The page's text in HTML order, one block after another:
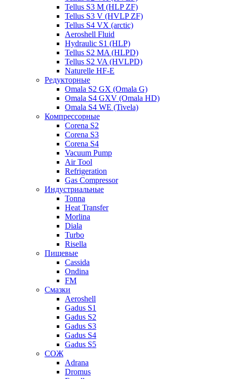
Tellus S3 M (HLP ZF)
Tellus S3 V (HVLP ZF)
Tellus S4 VX (arctic)
Aeroshell Fluid
Hydraulic S1 (HLP)
Tellus S2 MA (HLPD)
Tellus S2 VA (HVLPD)
Naturelle HF-E
Редукторные
Omala S2 GX (Omala G)
Omala S4 GXV (Omala HD)
Omala S4 WE (Tivela)
Компрессорные
Corena S2
Corena S3
Corena S4
Vacuum Pump
Air Tool
Refrigeration
Gas Compressor
Индустриальные
Tonna
Heat Transfer
Morlina
Diala
Turbo
Risella
Пищевые
Cassida
Ondina
FM
Смазки
Aeroshell
Gadus S1
Gadus S2
Gadus S3
Gadus S4
Gadus S5
СОЖ
Adrana
Dromus